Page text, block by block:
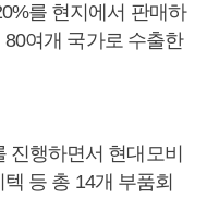
를 현지에서 판매하
여개 국가로 수출한
행하면서 현대모비
등 총 14개 부품회